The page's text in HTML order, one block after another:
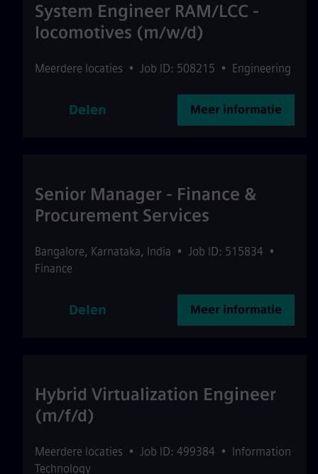
System Engineer RAM/LCC -
locomotives (m/w/d)
Meerdere locaties • Job ID: 508215 • Engineering
Delen Meer informatie
Senior Manager - Finance &
Procurement Services
Bangalore, Karnataka, India • Job ID: 515834 •
Finance
Delen Meer informatie
Hybrid Virtualization Engineer
(m/f/d)
Meerdere locaties • Job ID: 499384 • Information
Technology